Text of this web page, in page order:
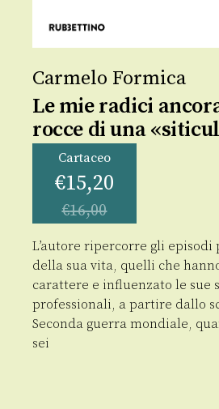
Carmelo Formica
Le mie radici
rocce di una
Cartaceo
€15,20
€16,00
L’autore ripercorre gli
della sua vita, quelli che
carattere e influenzato le sue
professionali, a partire dallo
Seconda guerra mondiale,
sei